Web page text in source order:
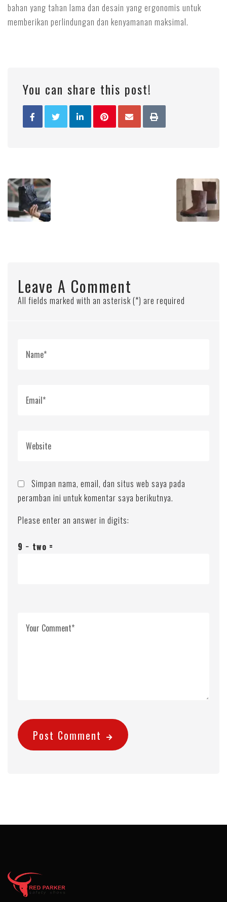
bahan yang tahan lama dan desain yang ergonomis untuk
memberikan perlindungan dan kenyamanan maksimal.
You can share this post!
Leave A Comment
All fields marked with an asterisk (*) are required
Simpan nama, email, dan situs web saya pada
peramban ini untuk komentar saya berikutnya.
Please enter an answer in digits:
9 − two =
Post Comment